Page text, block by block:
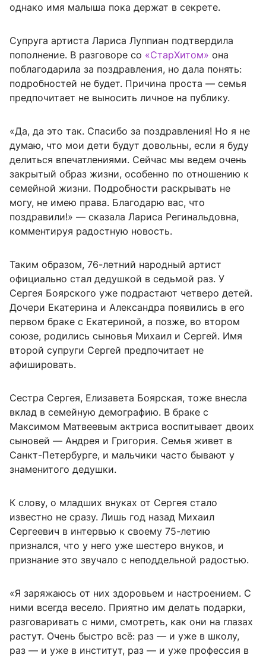
однако имя малыша пока держат в секрете.
Супруга артиста Лариса Луппиан подтвердила
пополнение. В разговоре со «СтарХитом» она
поблагодарила за поздравления, но дала понять:
подробностей не будет. Причина проста — семья
предпочитает не выносить личное на публику.
«Да, да это так. Спасибо за поздравления! Но я не
думаю, что мои дети будут довольны, если я буду
делиться впечатлениями. Сейчас мы ведем очень
закрытый образ жизни, особенно по отношению к
семейной жизни. Подробности раскрывать не
могу, не имею права. Благодарю вас, что
поздравили!» — сказала Лариса Регинальдовна,
комментируя радостную новость.
Таким образом, 76-летний народный артист
официально стал дедушкой в седьмой раз. У
Сергея Боярского уже подрастают четверо детей.
Дочери Екатерина и Александра появились в его
первом браке с Екатериной, а позже, во втором
союзе, родились сыновья Михаил и Сергей. Имя
второй супруги Сергей предпочитает не
афишировать.
Сестра Сергея, Елизавета Боярская, тоже внесла
вклад в семейную демографию. В браке с
Максимом Матвеевым актриса воспитывает двоих
сыновей — Андрея и Григория. Семья живет в
Санкт-Петербурге, и мальчики часто бывают у
знаменитого дедушки.
К слову, о младших внуках от Сергея стало
известно не сразу. Лишь год назад Михаил
Сергеевич в интервью к своему 75-летию
признался, что у него уже шестеро внуков, и
признание это звучало с неподдельной радостью.
«Я заряжаюсь от них здоровьем и настроением. С
ними всегда весело. Приятно им делать подарки,
разговаривать с ними, смотреть, как они на глазах
растут. Очень быстро всё: раз — и уже в школу,
раз — и уже в институт, раз — и уже профессия в